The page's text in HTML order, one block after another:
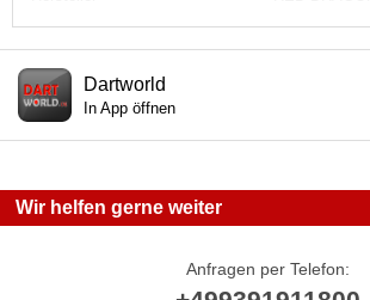
Dartworld
In App öffnen
Wir helfen gerne weiter
Anfragen per Telefon: